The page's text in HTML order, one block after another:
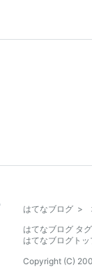
はてなブログ >
はてなブログ タ
はてなブログトッ
Copyright (C)